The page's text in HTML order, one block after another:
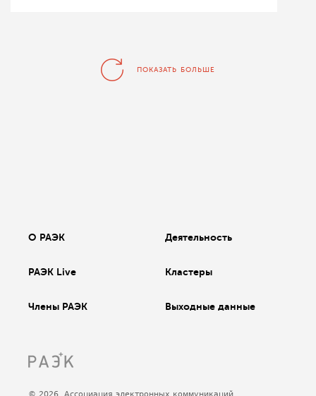
ПОКАЗАТЬ БОЛЬШЕ
О РАЭК Деятельность
РАЭК Live Кластеры
Члены РАЭК Выходные данные